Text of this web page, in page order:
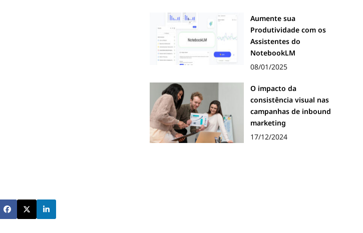
Aumente sua
Produtividade com os
Assistentes do
NotebookLM
08/01/2025
O impacto da
consistência visual nas
campanhas de inbound
marketing
17/12/2024